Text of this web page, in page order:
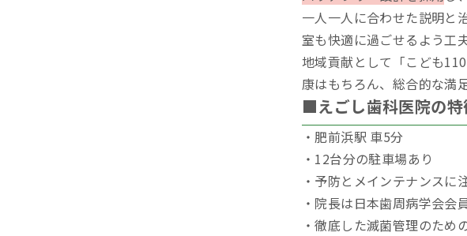
一人一人に合わせた説明と
室も快適に過ごせるよう工
地域貢献として「こども
康はもちろん、総合的な満
■えごし歯科医院の特
・肥前浜駅 車5分
・12台分の駐車場あり
・予防とメインテナンスに
・院長は日本歯周病学会
・徹底した滅菌管理のため